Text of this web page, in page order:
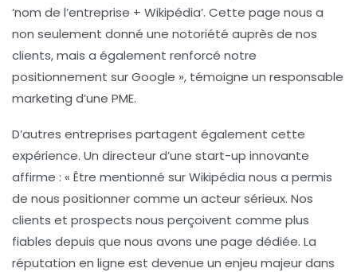
‘nom de l’entreprise + Wikipédia’. Cette page nous a
non seulement donné une notoriété auprès de nos
clients, mais a également renforcé notre
positionnement sur Google », témoigne un responsable
marketing d’une PME.
D’autres entreprises partagent également cette
expérience. Un directeur d’une start-up innovante
affirme : « Être mentionné sur Wikipédia nous a permis
de nous positionner comme un acteur sérieux. Nos
clients et prospects nous perçoivent comme plus
fiables depuis que nous avons une page dédiée. La
réputation en ligne est devenue un enjeu majeur dans